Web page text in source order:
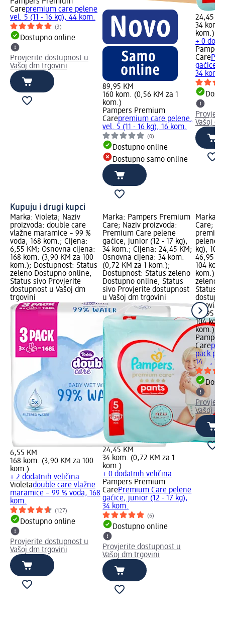
Pampers Premium
Carepremium care pelene
vel. 5 (11 - 16 kg), 44 kom.
(3)
Dostupno online
Provjerite dostupnost u
Vašoj dm trgovini
89,95 KM
160 kom. (0,56 KM za 1
kom.)
Pampers Premium
Carepremium care pelene,
vel. 5 (11 - 16 kg), 16 kom.
(0)
Dostupno online
Dostupno samo online
24,45
34 kom.
kom.)
+ 0
Care
gaćice,
34 kom.
Vašoj
Kupuju i drugi kupci
Marka: Violeta; Naziv
proizvoda: double care
vlažne maramice – 99 %
voda, 168 kom.; Cijena:
6,55 KM; Osnovna cijena:
168 kom. (3,90 KM za 100
kom.); Dostupnost: Status
zeleno Dostupno online,
Status sivo Provjerite
dostupnost u Vašoj dm
trgovini
6,55 KM
168 kom. (3,90 KM za 100
kom.)
+ 2 dodatnih veličina
Violetadouble care vlažne
maramice – 99 % voda, 168
kom.
(127)
Dostupno online
Provjerite dostupnost u
Vašoj dm trgovini
Marka: Pampers Premium
Care; Naziv proizvoda:
Premium Care pelene
gaćice, junior (12 - 17 kg),
34 kom.; Cijena: 24,45 KM;
Osnovna cijena: 34 kom.
(0,72 KM za 1 kom.);
Dostupnost: Status zeleno
Dostupno online, Status
sivo Provjerite dostupnost
u Vašoj dm trgovini
24,45 KM
34 kom. (0,72 KM za 1
kom.)
+ 0 dodatnih veličina
Pampers Premium
CarePremium Care pelene
gaćice, junior (12 - 17 kg),
34 kom.
(6)
Dostupno online
Provjerite dostupnost u
Vašoj dm trgovini
Marka:
Care;
pelene
kg), 104
46,95
104
kom.);
zeleno
Status
trgovini
46,95
104
kom.)
Care
pack
14...,
Vašoj